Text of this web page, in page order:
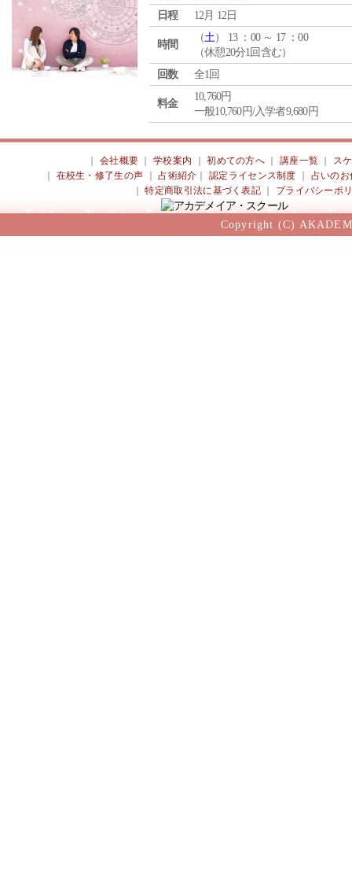
日程
12月 12日
時間
（土） 13 ：00 ～ 17 ：00
（休憩20分1回含む）
回数
全1回
料金
10,760円
一般10,760円/入学者9,680円
会社概要 ｜学校案内 ｜初めての方へ 講座一覧
ス
在校生・修了生の声 ｜占術紹介 ｜認定ライセンス制度
占いのお
｜特定商取引法に基づく表記 プライバシーポ
Copyright (C)